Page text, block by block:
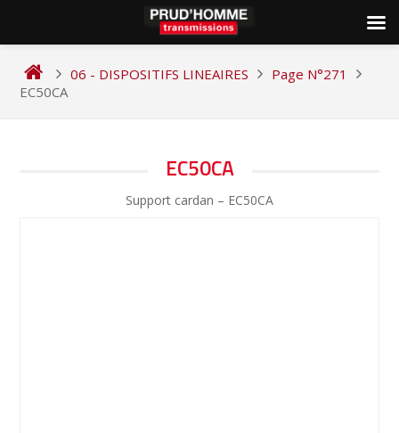
content
06 - DISPOSITIFS LINEAIRES
Page N°271
EC50CA
EC50CA
Support cardan – EC50CA